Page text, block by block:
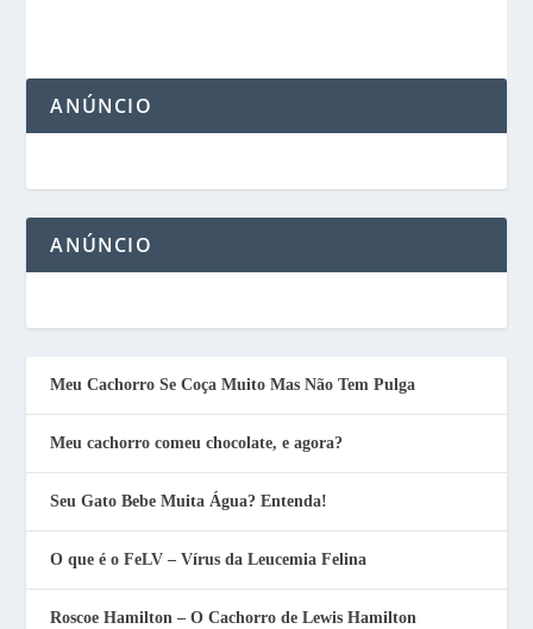
ANÚNCIO
ANÚNCIO
Meu Cachorro Se Coça Muito Mas Não Tem Pulga
Meu cachorro comeu chocolate, e agora?
Seu Gato Bebe Muita Água? Entenda!
O que é o FeLV – Vírus da Leucemia Felina
Roscoe Hamilton – O Cachorro de Lewis Hamilton